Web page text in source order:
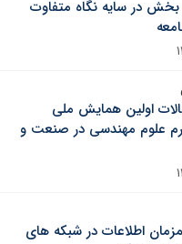
بخش در سایه نگاه متفاوت
اولین همایش ملی
علوم مهندسی در صنعت و
اطلاعات در شبکه های